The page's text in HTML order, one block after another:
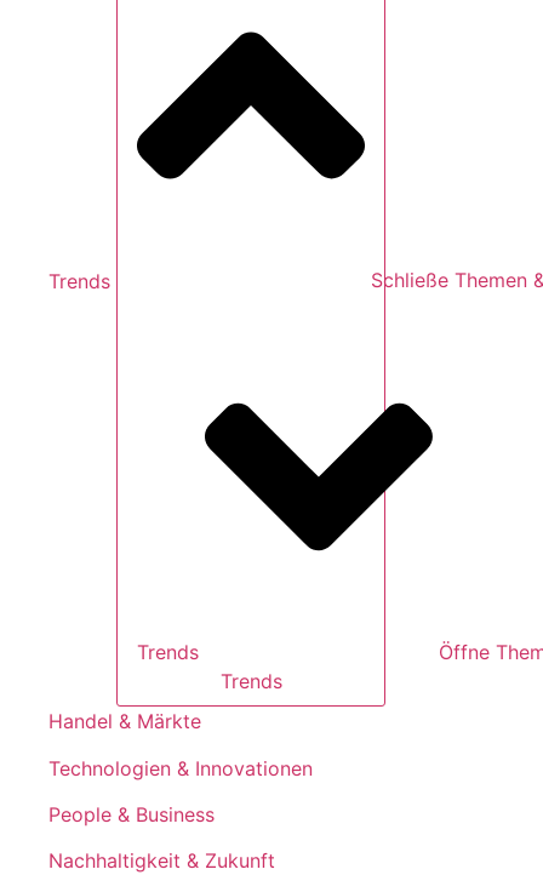
Trends
Trends
Trends
Handel & Märkte
Technologien & Innovationen
People & Business
Nachhaltigkeit & Zukunft